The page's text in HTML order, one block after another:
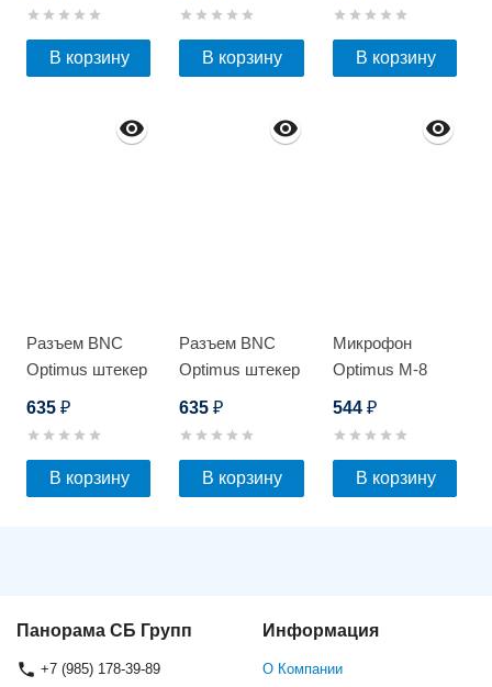
В корзину В корзину В корзину
Разъем BNC
Optimus штекер
635 ₽
В корзину
Разъем BNC
Optimus штекер
635₽
В корзину
Микрофон
Optimus M-8
544 ₽
В корзину
Панорама СБ Групп
+7 (985) 178-39-89
Информация
О Компании